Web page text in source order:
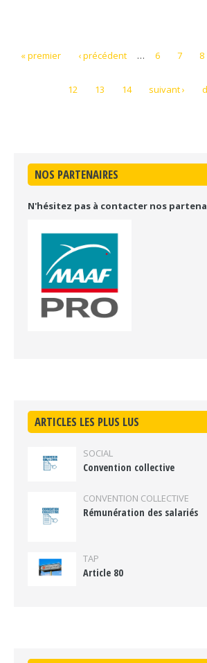
« premier ‹ précédent … 6 7 8
12 13 14 suivant ›
NOS PARTENAIRES
N'hésitez pas à contacter nos
ARTICLES LES PLUS LUS
SOCIAL
Convention collective
CONVENTION COLLECTIVE
Rémunération des salariés
TAP
Article 80